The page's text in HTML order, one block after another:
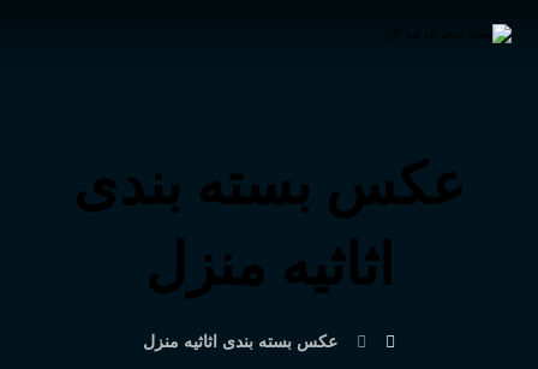
عکس بسته بندی
اثاثیه منزل
عکس بسته بندی اثاثیه منزل